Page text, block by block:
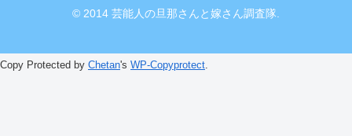
© 2014 芸能人の旦那さんと嫁さん調査隊.
Copy Protected by Chetan's WP-Copyprotect.